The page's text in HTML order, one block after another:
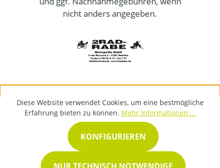
nicht anders angegeben.
Diese Website verwendet Cookies, um eine bestmögliche
Erfahrung bieten zu können. Mehr Informationen ...
KONFIGURIEREN